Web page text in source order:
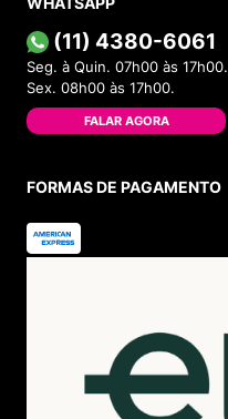
(11) 4380-6061
Seg. à Quin. 07h00 às 17h00.
Sex. 08h00 às 17h00.
FALAR AGORA
FORMAS DE PAGAMENTO